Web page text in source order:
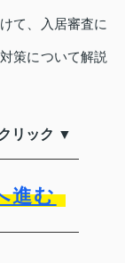
て、入居審査に
策について解説
リック ▼
進む